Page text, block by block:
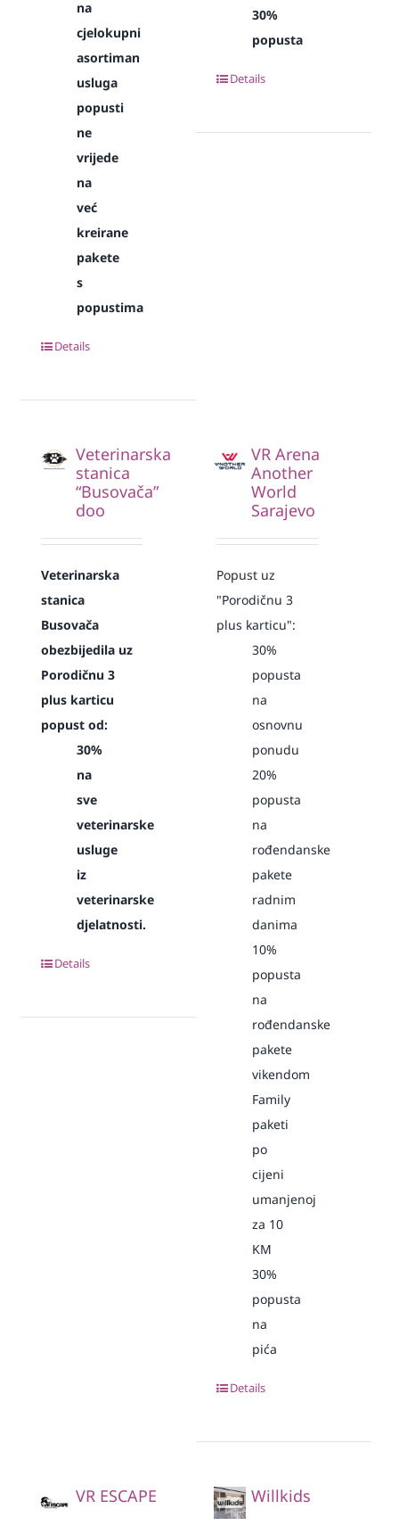
na
cjelokupni
asortiman
usluga
popusti
ne
vrijede
na
već
kreirane
pakete
s
popustima
Details
30%
popusta
Details
Veterinarska
stanica
“Busovača”
doo
Veterinarska
stanica
Busovača
obezbijedila uz
Porodičnu 3
plus karticu
popust od:
30%
na
sve
veterinarske
usluge
iz
veterinarske
djelatnosti.
Details
VR Arena
Another
World
Sarajevo
Popust uz
"Porodičnu 3
plus karticu":
30%
popusta
na
osnovnu
ponudu
20%
popusta
na
rođendanske
pakete
radnim
danima
10%
popusta
na
rođendanske
pakete
vikendom
Family
paketi
po
cijeni
umanjenoj
za 10
KM
30%
popusta
na
pića
Details
VR ESCAPE Willkids